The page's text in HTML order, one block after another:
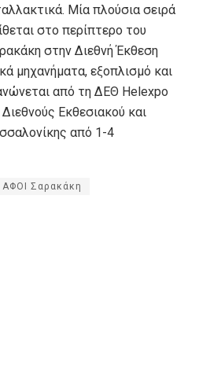
Μία πλούσια σειρά
στο περίπτερο του
στην Διεθνή Έκθεση
μηχανήματα, εξοπλισμό και
από τη ΔΕΘ Helexpo
Εκθεσιακού και
από 1-4
ΑΦΟΙ Σαρακάκη